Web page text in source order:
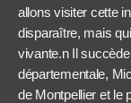
allons visiter cette
disparaître, mais
vivante.n Il
départementale,
de Montpellier et le